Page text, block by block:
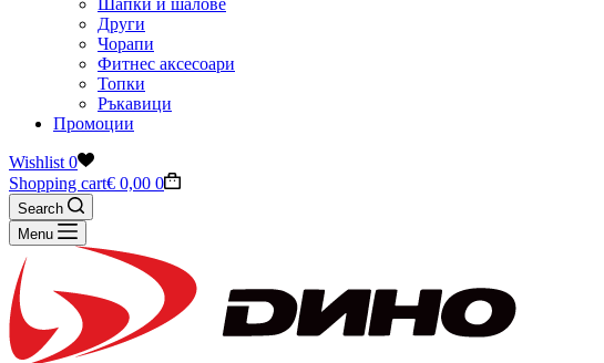
Шапки и шалове
Други
Чорапи
Фитнес аксесоари
Топки
Ръкавици
Промоции
Wishlist 0
Shopping cart€ 0,00 0
Search
Menu